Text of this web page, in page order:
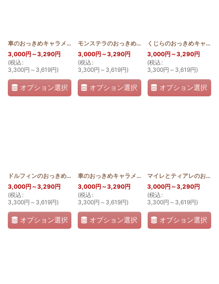
車のおっきめキャラメルポーチ(セダンタイプ) [HQKP_CAR_CE]
3,000円 ～3,290円
(税込 :
3,300円 ～3,619円)
オプション選択
モンステラのおっきめキャラメルポーチ [
3,000円 ～3,290円
(税込 :
3,300円 ～3,619円)
オプション選択
くじらのおっきめキャラメルポーチ
3,000円 ～3,290円
(税込 :
3,300円 ～3,619円)
オプション選択
ドルフィンのおっきめキャラメルポーチ [HQKP_DOL]
3,000円 ～3,290円
(税込 :
3,300円 ～3,619円)
オプション選択
車のおっきめキャラメルポーチ(バンタイプ) [
3,000円 ～3,290円
(税込 :
3,300円 ～3,619円)
オプション選択
マイレとティアレのおっきめキャラメルポーチ
3,000円 ～3,290円
(税込 :
3,300円 ～3,619円)
オプション選択